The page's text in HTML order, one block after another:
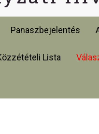
Panaszbejelentés
Lista